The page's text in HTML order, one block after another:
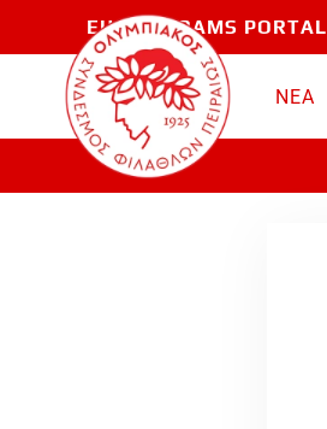
Skip to main content
EU PROGRAMS PORTAL
ΝΕΑ